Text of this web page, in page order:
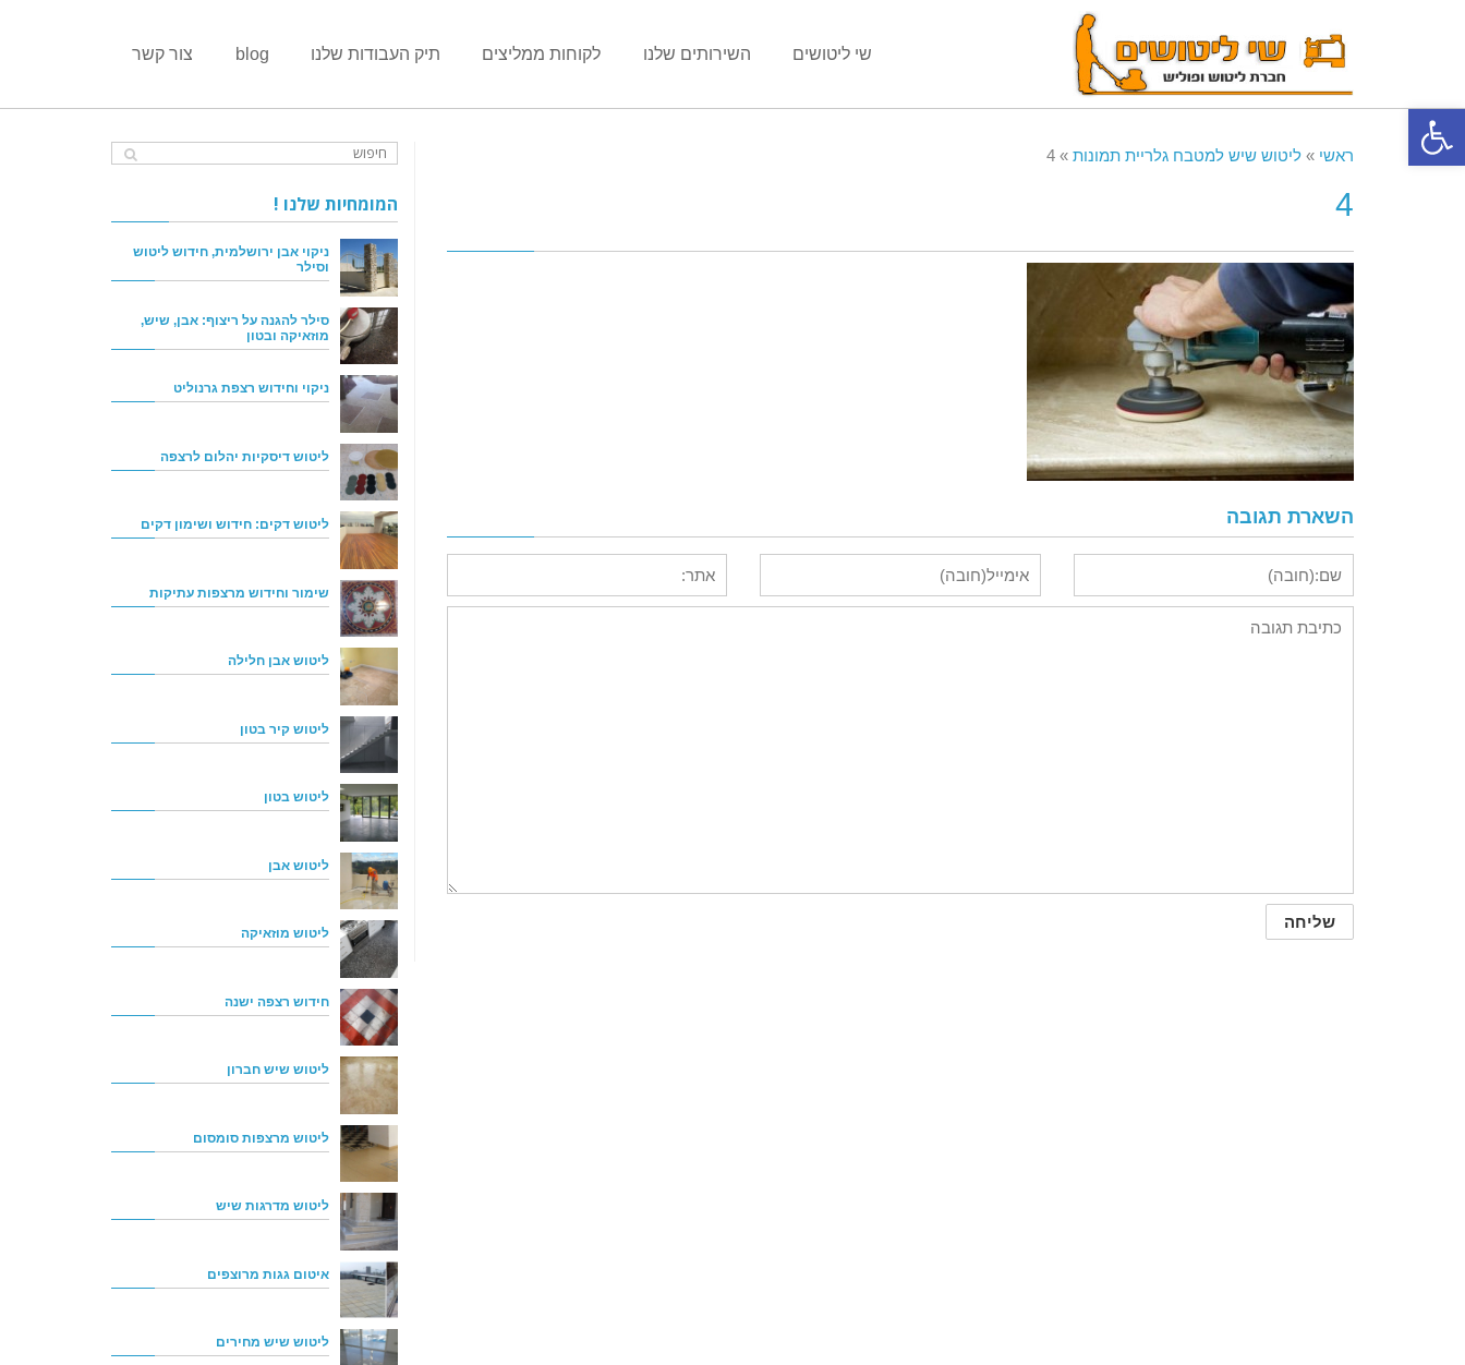
פתח סרגל נגישות
שי ליטושים השירותים שלנו לקוחות ממליצים תיק העבודות שלנו blog צור קשר
ראשי » ליטוש שיש למטבח גלריית תמונות »
4
4
השארת תגובה
המומחיות שלנו !
ניקוי אבן ירושלמית, חידוש ליטוש
וסילר
סילר להגנה על ריצוף: אבן, שיש,
מוזאיקה ובטון
ניקוי וחידוש רצפת גרנוליט
ליטוש דיסקיות יהלום לרצפה
ליטוש דקים: חידוש ושימון דקים
שימור וחידוש מרצפות עתיקות
ליטוש אבן חלילה
ליטוש קיר בטון
ליטוש בטון
ליטוש אבן
ליטוש מוזאיקה
חידוש רצפה ישנה
ליטוש שיש חברון
ליטוש מרצפות סומסום
ליטוש מדרגות שיש
איטום גגות מרוצפים
ליטוש שיש מחירים